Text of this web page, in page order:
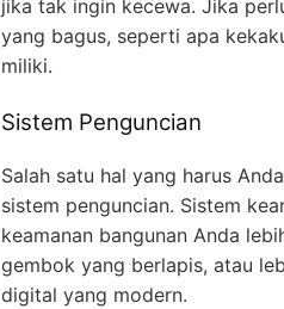
jika tak ingin kecewa. Jika
yang bagus, seperti apa
miliki.
Sistem Penguncian
Salah satu hal yang harus
sistem penguncian. Sistem
keamanan bangunan Anda
gembok yang berlapis, atau
digital yang modern.